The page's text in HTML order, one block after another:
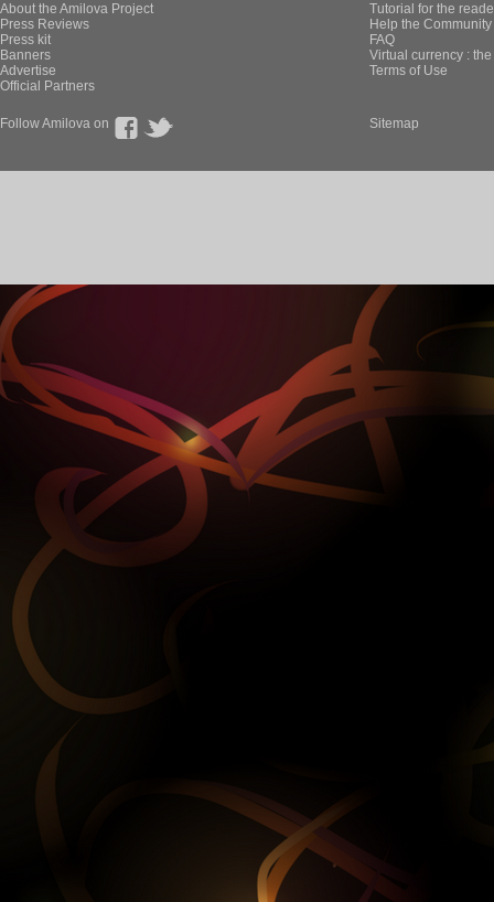
About the Amilova Project
Press Reviews
Press kit
Banners
Advertise
Official Partners
Tutorial for the
Help the
FAQ
Virtual currency :
Terms of Use
Follow Amilova on Sitemap